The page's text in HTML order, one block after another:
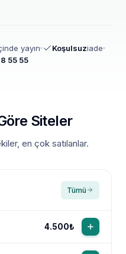
yayın Koşulsuziade
55 55
Siteler
en çok satılanlar.
Tümü
4.500₺